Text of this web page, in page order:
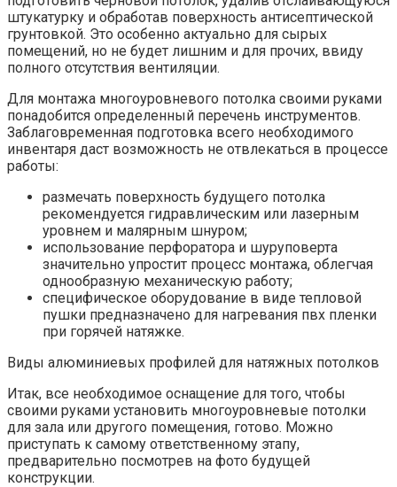
штукатурку и обработав поверхность антисептической
грунтовкой. Это особенно актуально для сырых
помещений, но не будет лишним и для прочих, ввиду
полного отсутствия вентиляции.
Для монтажа многоуровневого потолка своими руками
понадобится определенный перечень инструментов.
Заблаговременная подготовка всего необходимого
инвентаря даст возможность не отвлекаться в процессе
работы:
размечать поверхность будущего потолка
рекомендуется гидравлическим или лазерным
уровнем и малярным шнуром;
использование перфоратора и шуруповерта
значительно упростит процесс монтажа, облегчая
однообразную механическую работу;
специфическое оборудование в виде тепловой
пушки предназначено для нагревания пвх пленки
при горячей натяжке.
Виды алюминиевых профилей для натяжных потолков
Итак, все необходимое оснащение для того, чтобы
своими руками установить многоуровневые потолки
для зала или другого помещения, готово. Можно
приступать к самому ответственному этапу,
предварительно посмотрев на фото будущей
конструкции.